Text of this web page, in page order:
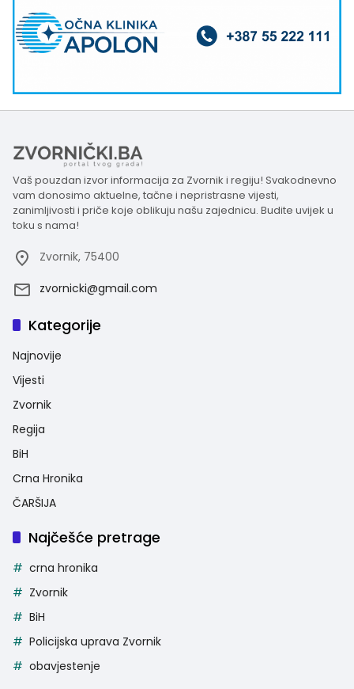
Vaš pouzdan izvor informacija za Zvornik i regiju! Svakodnevno
vam donosimo aktuelne, tačne i nepristrasne vijesti,
zanimljivosti i priče koje oblikuju našu zajednicu. Budite uvijek u
toku s nama!
Zvornik, 75400
zvornicki@gmail.com
Kategorije
Najnovije
Vijesti
Zvornik
Regija
BiH
Crna Hronika
ČARŠIJA
Najčešće pretrage
crna hronika
Zvornik
BiH
Policijska uprava Zvornik
obavjestenje